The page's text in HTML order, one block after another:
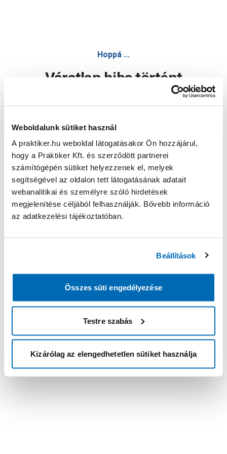
Weboldalunk sütiket használ
A praktiker.hu weboldal látogatásakor Ön hozzájárul,
hogy a Praktiker Kft. és szerződött partnerei
számítógépén sütiket helyezzenek el, melyek
segítségével az oldalon tett látogatásának adatait
webanalitikai és személyre szóló hirdetések
megjelenítése céljából felhasználják. Bővebb információ
az adatkezelési tájékoztatóban.
Beállítások
Összes süti engedélyezése
Testre szabás
Kizárólag az elengedhetetlen sütiket használja
Hoppá ...
Váratlan hiba történt
Oldal újratöltése